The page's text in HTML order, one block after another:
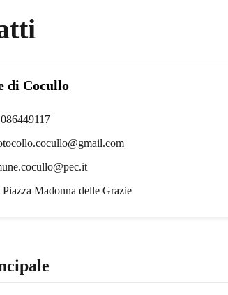
di Cocullo
086449117
Piazza Madonna delle Grazie